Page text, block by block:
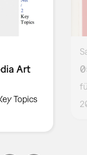
Art
Topics